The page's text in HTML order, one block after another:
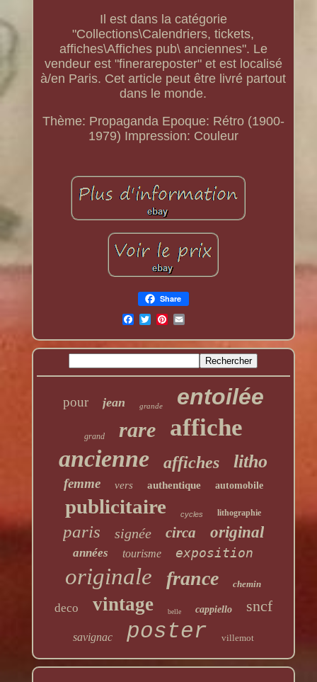
Il est dans la catégorie
"Collections\Calendriers, tickets,
affiches\Affiches pub\ anciennes". Le
vendeur est "finerareposter" et est localisé
à/en Paris. Cet article peut être livré partout
dans le monde.
Thème: Propaganda Epoque: Rétro (1900-
1979) Impression: Couleur
Share
pour jean grande entoilée
grand rare affiche
ancienne affiches litho
femme vers authentique automobile
publicitaire cycles lithographie
paris signée circa original
années tourisme exposition
originale france chemin
deco vintage belle cappiello sncf
savignac poster villemot